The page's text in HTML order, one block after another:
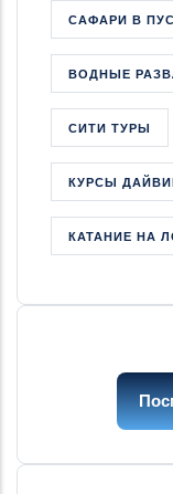
САФАРИ В
ВОДНЫЕ
СИТИ ТУРЫ
КУРСЫ
КАТАНИЕ НА